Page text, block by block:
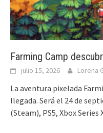
Farming Camp
julio 15, 2026 Lorena
La aventura pixelada
llegada. Será el 24 de
(Steam), PS5, Xbox Series